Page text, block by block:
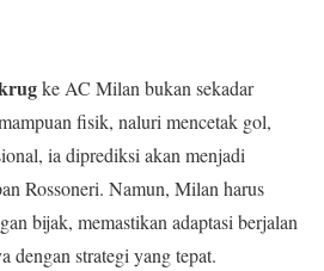
ke AC Milan bukan sekadar
fisik, naluri mencetak gol,
ia diprediksi akan menjadi
Rossoneri. Namun, Milan harus
bijak, memastikan adaptasi berjalan
dengan strategi yang tepat.